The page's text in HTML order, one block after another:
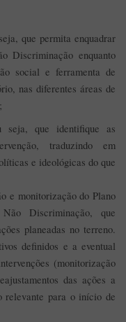
que permita enquadrar
Discriminação enquanto
social e ferramenta de
nas diferentes áreas de
seja, que identifique as
traduzindo em
e ideológicas do que
e monitorização do Plano
Discriminação, que
planeadas no terreno.
definidos e a eventual
(monitorização
das ações a
relevante para o início de